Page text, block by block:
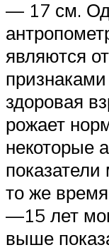
— 17 см.
являются
здоровая
рожает
некоторые
то же
—15 лет
выше